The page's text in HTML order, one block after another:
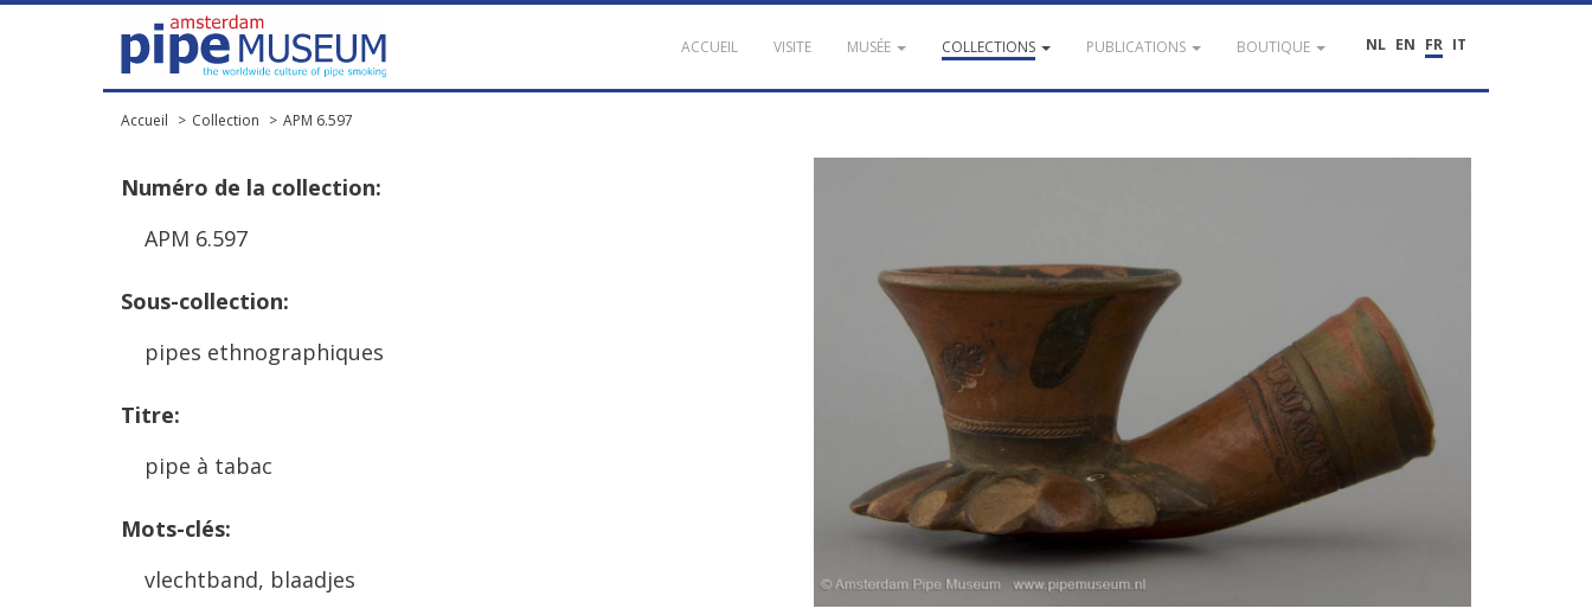
NL EN FR IT
ACCUEIL VISITE MUSÉE COLLECTIONS PUBLICATIONS BOUTIQUE
Accueil Collection APM 6.597
Numéro de la collection:
APM 6.597
Sous-collection:
pipes ethnographiques
Titre:
pipe à tabac
Mots-clés:
vlechtband, blaadjes